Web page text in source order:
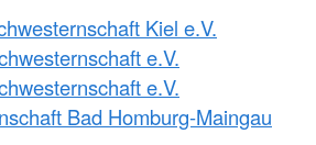
Kiel e.V.
e.V.
e.V.
Bad Homburg-Maingau